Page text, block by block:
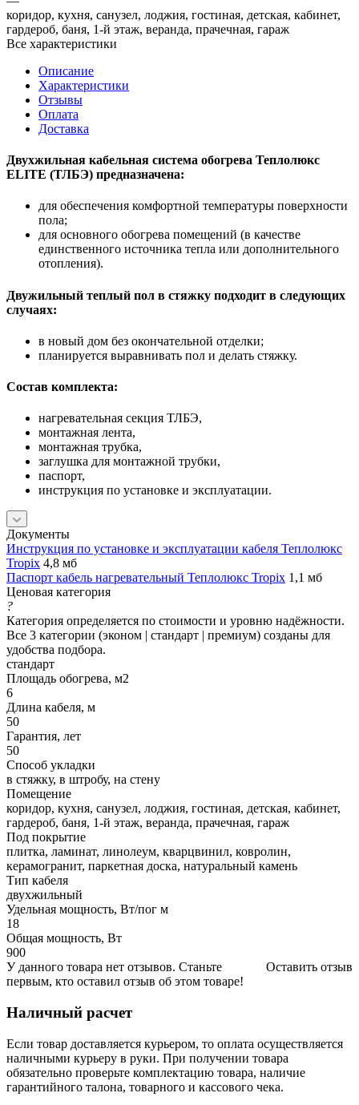
коридор, кухня, санузел, лоджия, гостиная, детская, кабинет,
гардероб, баня, 1-й этаж, веранда, прачечная, гараж
Все характеристики
Описание
Характеристики
Отзывы
Оплата
Доставка
Двухжильная кабельная система обогрева Теплолюкс
ELITE (ТЛБЭ) предназначена:
для обеспечения комфортной температуры поверхности
пола;
для основного обогрева помещений (в качестве
единственного источника тепла или дополнительного
отопления).
Двужильный теплый пол в стяжку подходит в следующих
случаях:
в новый дом без окончательной отделки;
планируется выравнивать пол и делать стяжку.
Состав комплекта:
нагревательная секция ТЛБЭ,
монтажная лента,
монтажная трубка,
заглушка для монтажной трубки,
паспорт,
инструкция по установке и эксплуатации.
Документы
Инструкция по установке и эксплуатации кабеля Теплолюкс
Tropix 4,8 мб
Паспорт кабель нагревательный Теплолюкс Tropix 1,1 мб
Ценовая категория
?
Категория определяется по стоимости и уровню надёжности.
Все 3 категории (эконом | стандарт | премиум) созданы для
удобства подбора.
стандарт
Площадь обогрева, м2
6
Длина кабеля, м
50
Гарантия, лет
50
Способ укладки
в стяжку, в штробу, на стену
Помещение
коридор, кухня, санузел, лоджия, гостиная, детская, кабинет,
гардероб, баня, 1-й этаж, веранда, прачечная, гараж
Под покрытие
плитка, ламинат, линолеум, кварцвинил, ковролин,
керамогранит, паркетная доска, натуральный камень
Тип кабеля
двухжильный
Удельная мощность, Вт/пог м
18
Общая мощность, Вт
900
Оставить отзыв
У данного товара нет отзывов. Станьте
первым, кто оставил отзыв об этом товаре!
Наличный расчет
Если товар доставляется курьером, то оплата осуществляется
наличными курьеру в руки. При получении товара
обязательно проверьте комплектацию товара, наличие
гарантийного талона, товарного и кассового чека.